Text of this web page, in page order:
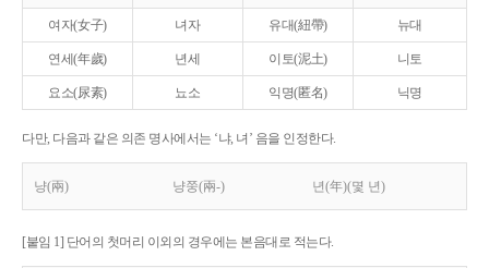
여자(女子) 녀자 유대(紐帶) 뉴대
연세(年歲) 년세 이토(泥土) 니토
요소(尿素) 뇨소 익명(匿名) 닉명
다만, 다음과 같은 의존 명사에서는 ‘냐, 녀’ 음을 인정한다.
냥(兩) 냥쭝(兩-) 년(年)(몇 년)
[붙임 1] 단어의 첫머리 이외의 경우에는 본음대로 적는다.